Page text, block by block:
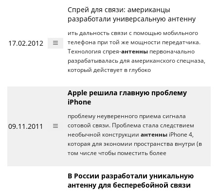
17.02.2012
Спрей для связи: американцы
разработали универсальную антенну
ить дальность связи с помощью мобильного
телефона при той же мощности передатчика.
Технология спрея-антенны первоначально
разрабатывалась для американского спецназа,
который действует в глубоко
09.11.2011
Apple решила главную проблему
iPhone
проблему неуверенного приема сигнала
сотовой связи. Проблема стала следствием
необычной конструкции антенны iPhone 4,
которая для экономии пространства внутри (в
том числе чтобы поместить более
В России разработали уникальную
антенну для бесперебойной связи